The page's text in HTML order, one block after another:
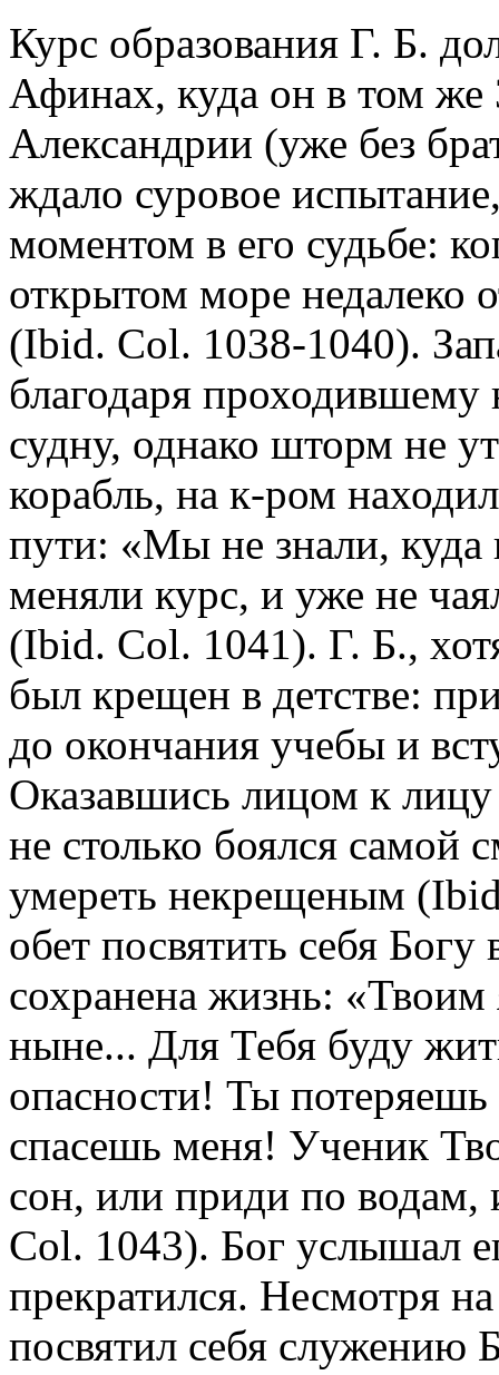
Курс образования Г. Б.
Афинах, куда он в том же
Александрии (уже без
ждало суровое
моментом в его судьбе:
открытом море недалеко
(Ibid. Col. 1038-1040).
благодаря
судну, однако шторм не
корабль, на к-ром
пути: «Мы не знали,
меняли курс, и уже не
(Ibid. Col. 1041). Г. Б.,
был крещен в детстве:
до окончания учебы и
Оказавшись лицом к
не столько боялся самой
умереть некрещеным
обет посвятить себя
сохранена жизнь:
ныне... Для Тебя буду
опасности! Ты
спасешь меня! Ученик
сон, или приди по водам,
Col. 1043). Бог услышал
прекратился. Несмотря
посвятил себя служению